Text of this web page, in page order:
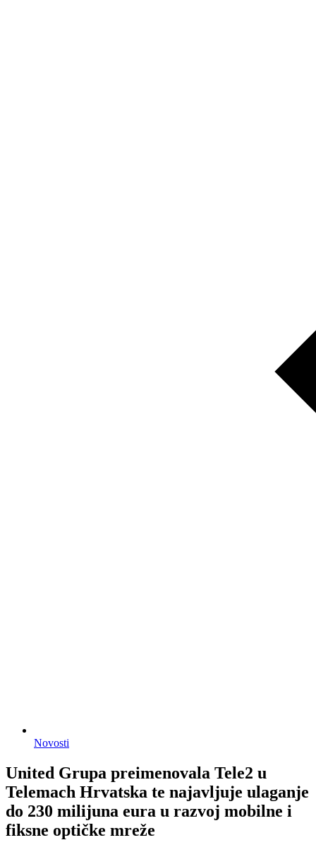
Novosti
United Grupa preimenovala Tele2 u
Telemach Hrvatska te najavljuje ulaganje
do 230 milijuna eura u razvoj mobilne i
fiksne optičke mreže